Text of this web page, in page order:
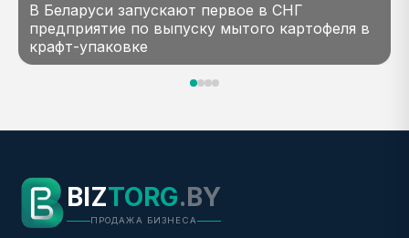
В Беларуси запускают первое в СНГ
предприятие по выпуску мытого картофеля в
крафт-упаковке
BIZTORG.BY
ПРОДАЖА БИЗНЕСА